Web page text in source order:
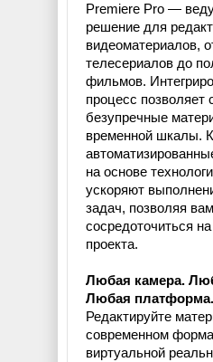
Premiere Pro —
решение для
видеоматериалов,
телесериалов до
фильмов.
процесс позволяет
безупречные
временной шкалы.
на основе
ускоряют
задач, позволяя вам
сосредоточиться
проекта.
Любая камера.
Любая платформа.
Редактируйте
современном
виртуальной